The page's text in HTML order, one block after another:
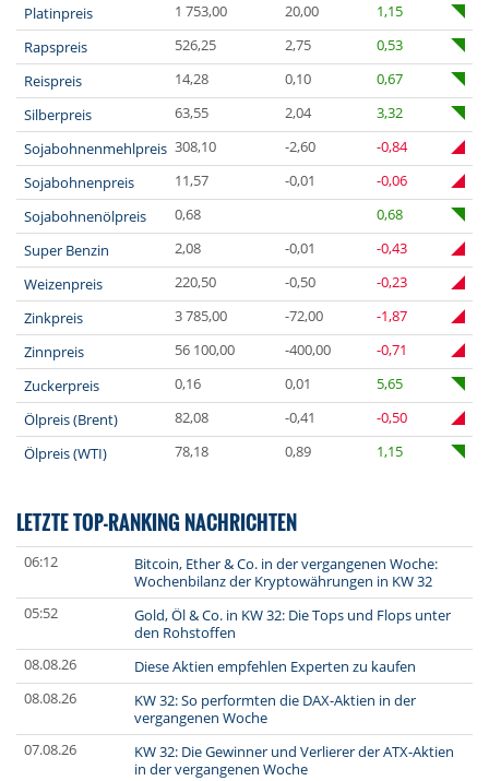
Platinpreis
1 753,00 20,00
1,15
Rapspreis
526,25 2,75
0,53
Reispreis
14,28 0,10
0,67
Silberpreis
63,55 2,04
3,32
Sojabohnenmehlpreis 308,10 -2,60
-0,84
Sojabohnenpreis
11,57 -0,01
-0,06
Sojabohnenölpreis
0,68
0,68
Super Benzin
2,08 -0,01
-0,43
Weizenpreis
220,50 -0,50
-0,23
Zinkpreis
3 785,00 -72,00
-1,87
Zinnpreis
56 100,00 -400,00
-0,71
Zuckerpreis
0,16 0,01
5,65
Ölpreis (Brent)
82,08 -0,41
-0,50
Ölpreis (WTI)
78,18 0,89 1,15
LETZTE TOP-RANKING NACHRICHTEN
06:12
Bitcoin, Ether & Co. in der vergangenen Woche:
Wochenbilanz der Kryptowährungen in KW 32
05:52
Gold, Öl & Co. in KW 32: Die Tops und Flops unter
den Rohstoffen
08.08.26
Diese Aktien empfehlen Experten zu kaufen
08.08.26
KW 32: So performten die DAX-Aktien in der
vergangenen Woche
07.08.26
KW 32: Die Gewinner und Verlierer der ATX-Aktien
in der vergangenen Woche